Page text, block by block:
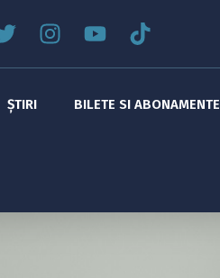
ȘTIRI BILETE SI ABONAMENTE